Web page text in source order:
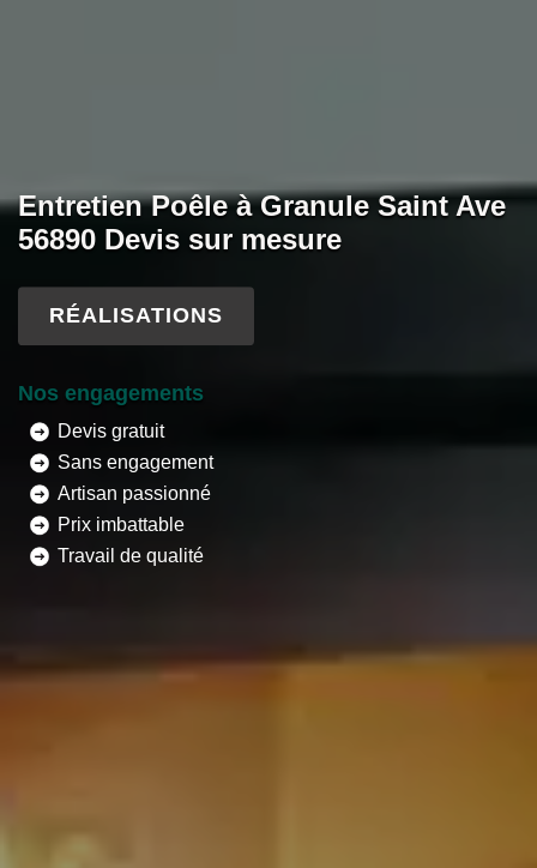
Entretien Poêle à Granule Saint Ave
56890 Devis sur mesure
RÉALISATIONS
Nos engagements
Devis gratuit
Sans engagement
Artisan passionné
Prix imbattable
Travail de qualité